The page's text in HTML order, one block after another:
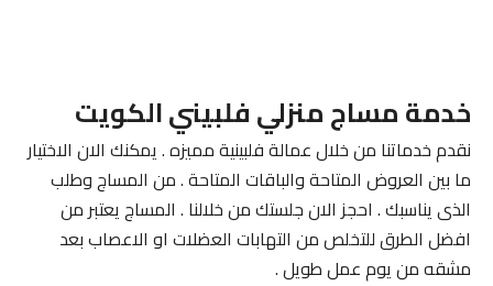
خدمة مساج منزلي فلبيني الكويت
نقدم خدماتنا من خلال عمالة فلبينية مميزه . يمكنك الان الاختيار
ما بين العروض المتاحة والباقات المتاحة . من المساج وطلب
الذى يناسبك . احجز الان جلستك من خلالنا . المساج يعتبر من
افضل الطرق للتخلص من التهابات العضلات او الاعصاب بعد
مشقه من يوم عمل طويل .